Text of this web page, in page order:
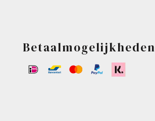
Betaalmogelijkheden